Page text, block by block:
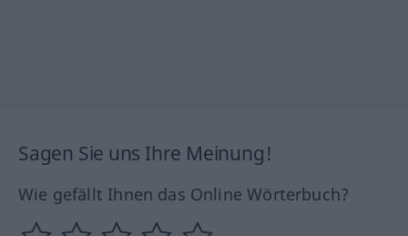
Sagen Sie uns Ihre Meinung!
Wie gefällt Ihnen das Online Wörterbuch?